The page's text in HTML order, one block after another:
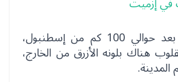
تقع إزميت على بعد حوالي 100 كم من إسطنبول،
هناك بلونه الأزرق من الخارج،
المدينة.